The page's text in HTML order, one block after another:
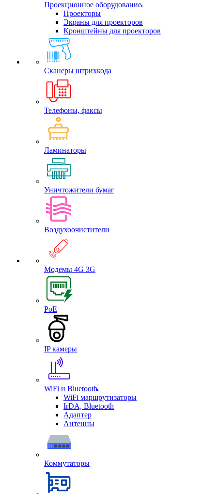
Проекционное оборудование
Проекторы
Экраны для проекторов
Кронштейны для проекторов
Сканеры штрихкода
Телефоны, факсы
Ламинаторы
Уничтожители бумаг
Воздухоочистители
Модемы 4G 3G
PoE
IP камеры
WiFi и Bluetooth
WiFi маршрутизаторы
IrDA, Bluetooth
Адаптер
Антенны
Коммутаторы